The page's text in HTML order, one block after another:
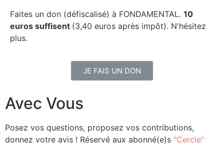
Faites un don (défiscalisé) à FONDAMENTAL. 10
euros suffisent (3,40 euros après impôt). N'hésitez
plus.
JE FAIS UN DON
Avec Vous
Posez vos questions, proposez vos contributions,
donnez votre avis ! Réservé aux abonné(e)s "Cercle"